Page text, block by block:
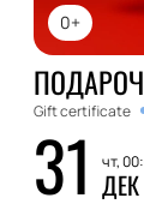
0+
Gift certificate
31 чт,
ДЕК